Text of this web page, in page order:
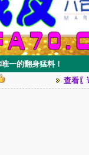
一的翻身猛料！
查看〖